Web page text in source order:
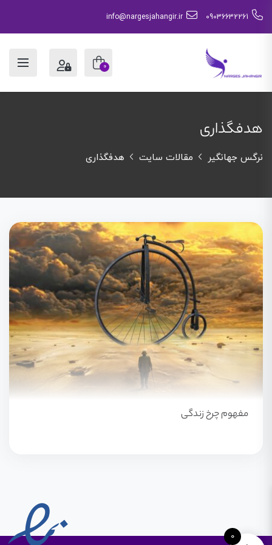
09036632261
info@nargesjahangir.ir
0
هدفگذاری
نرگس جهانگیر مقالات سایت هدفگذاری
مفهوم چرخ زندگی
0